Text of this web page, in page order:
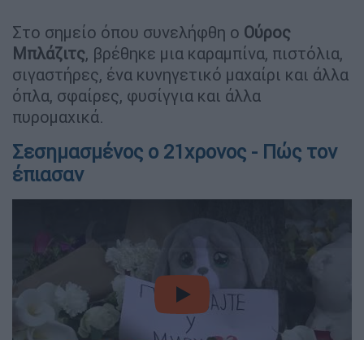
Στο σημείο όπου συνελήφθη ο Ούρος
Μπλάζιτς, βρέθηκε μια καραμπίνα, πιστόλια,
σιγαστήρες, ένα κυνηγετικό μαχαίρι και άλλα
όπλα, σφαίρες, φυσίγγια και άλλα
πυρομαχικά.
Σεσημασμένος ο 21χρονος - Πώς τον
έπιασαν
video